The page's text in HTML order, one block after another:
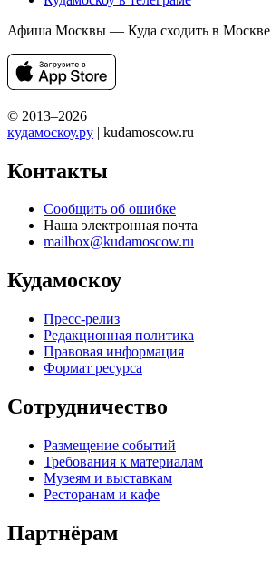
Афиша Москвы — Куда сходить в Москве
© 2013–2026
кудамоскоу.ру | kudamoscow.ru
Контакты
Сообщить об ошибке
Наша электронная почта
mailbox@kudamoscow.ru
Кудамоскоу
Пресс-релиз
Редакционная политика
Правовая информация
Формат ресурса
Сотрудничество
Размещение событий
Требования к материалам
Музеям и выставкам
Ресторанам и кафе
Партнёрам